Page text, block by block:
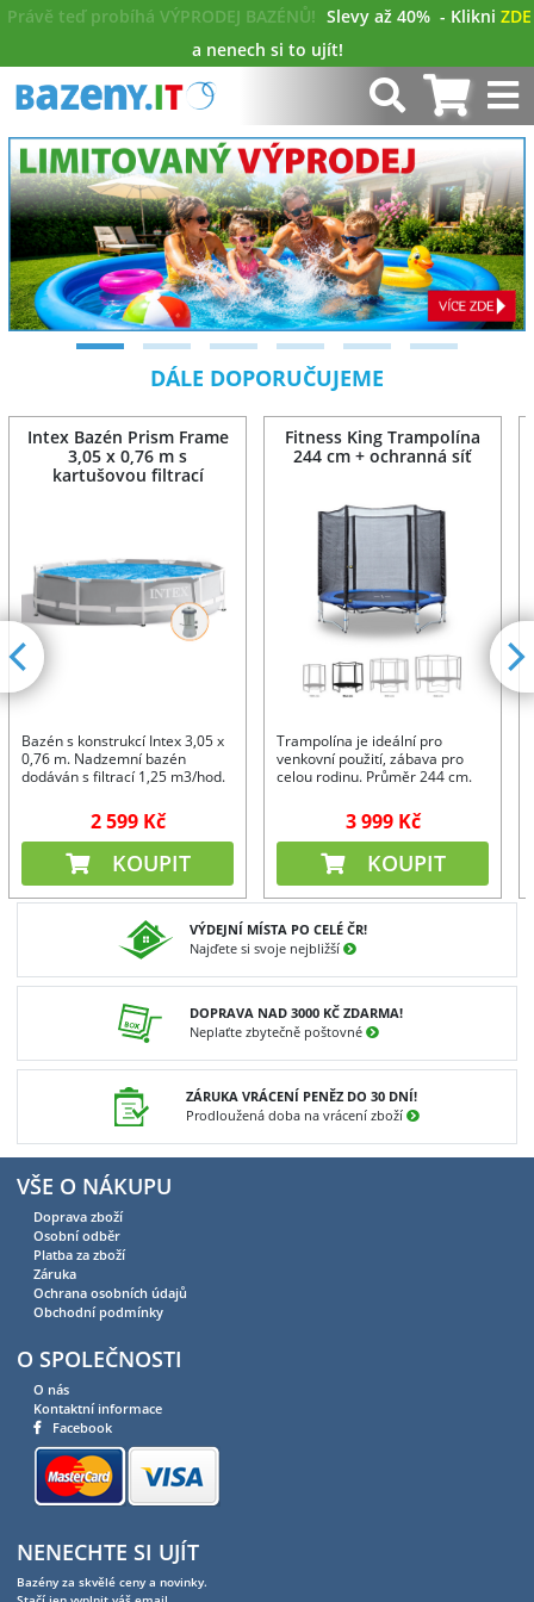
Právě teď probíhá VÝPRODEJ BAZÉNŮ! Slevy až 40% - Klikni ZDE
a nenech si to ujít!
DÁLE DOPORUČUJEME
Intex Bazén Prism Frame
3,05 x 0,76 m s
kartušovou filtrací
Bazén s konstrukcí Intex 3,05 x
0,76 m. Nadzemní bazén
dodáván s filtrací 1,25 m3/hod.
2 599 Kč
KOUPIT
Fitness King Trampolína
244 cm + ochranná síť
Trampolína je ideální pro
venkovní použití, zábava pro
celou rodinu. Průměr 244 cm.
3 999 Kč
KOUPIT
VÝDEJNÍ MÍSTA PO CELÉ ČR!
Najďete si svoje nejbližší
DOPRAVA NAD 3000 KČ ZDARMA!
Neplaťte zbytečně poštovné
ZÁRUKA VRÁCENÍ PENĚZ DO 30 DNÍ!
Prodloužená doba na vrácení zboží
VŠE O NÁKUPU
Doprava zboží
Osobní odběr
Platba za zboží
Záruka
Ochrana osobních údajů
Obchodní podmínky
O SPOLEČNOSTI
O nás
Kontaktní informace
Facebook
NENECHTE SI UJÍT
Bazény za skvělé ceny a novinky.